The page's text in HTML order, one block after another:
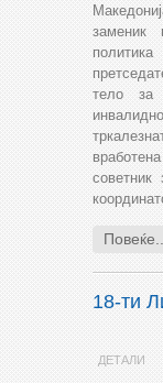
заменик
тело за
советник
18-ти
ДЕТАЛИ